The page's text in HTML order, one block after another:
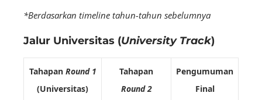
*Berdasarkan timeline tahun-tahun sebelumnya
Jalur Universitas (University Track)
TahapanRound 1
(Universitas)
Tahapan
Round 2
Pengumuman
Final